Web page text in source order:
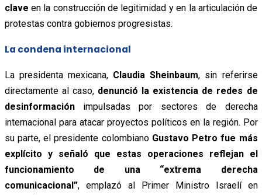
clave en la construcción de legitimidad y en la articulación de
protestas contra gobiernos progresistas.
La condena internacional
La presidenta mexicana,Claudia Sheinbaum, sin referirse
directamente al caso,denunció la existencia de redes de
desinformaciónimpulsadas por sectores de derecha
internacional para atacar proyectos políticos en la región. Por
su parte, el presidente colombiano Gustavo Petro fue más
explícito y señaló que estas operaciones reflejan el
funcionamiento de una “extrema derecha
comunicacional”, emplazó al Primer Ministro Israelí en